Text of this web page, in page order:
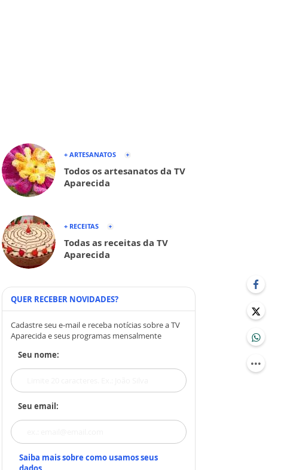
+ ARTESANATOS
Todos os artesanatos da TV
Aparecida
+ RECEITAS
Todas as receitas da TV
Aparecida
QUER RECEBER NOVIDADES?
Cadastre seu e-mail e receba notícias sobre a TV
Aparecida e seus programas mensalmente
Seu nome:
Seu email:
Saiba mais sobre como usamos seus